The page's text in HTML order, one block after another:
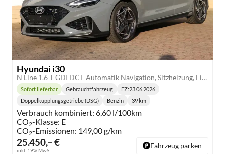
Hyundai i30
N Line 1.6 T-GDI DCT-Automatik Navigation, Sitzheizung, Einparkhilfe vorne
25.450,– €
inkl. 19% MwSt.
Lieferzeit:
Sofort lieferbar Gebrauchtfahrzeug EZ:23.06.2026
Getriebe:
Doppelkupplungsgetriebe (DSG)
Kraftstoff:
Benzin
Kilometerstand:
39 km
Verbrauch kombiniert: 6,60 l/100km
CO2-Klasse: E
CO2-Emissionen: 149,00 g/km
Fahrzeug parken